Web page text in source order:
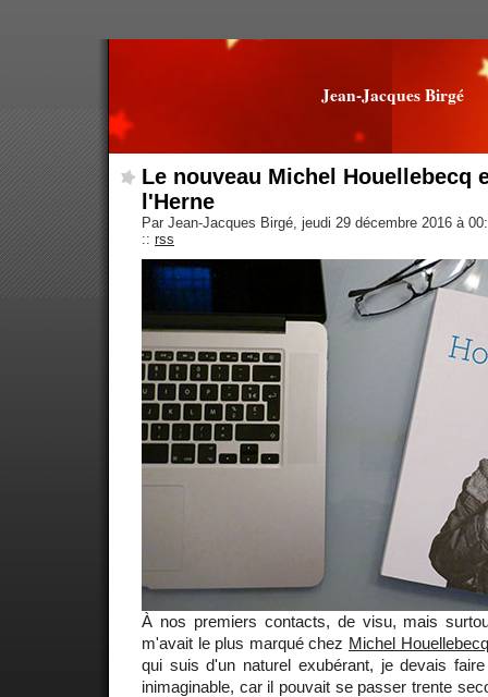
Jean-Jacques Birgé
Le nouveau Michel Houellebecq
l'Herne
Par Jean-Jacques Birgé, jeudi 29 décembre 2016 à
:: rss
À nos premiers contacts, de visu, mais
m'avait le plus marqué chez Michel Houellebecq
qui suis d'un naturel exubérant, je devais
inimaginable, car il pouvait se passer trente